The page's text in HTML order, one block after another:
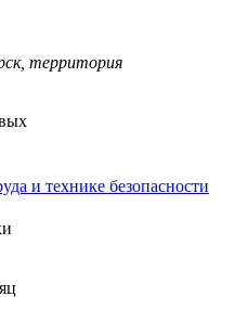
территория
и технике безопасности